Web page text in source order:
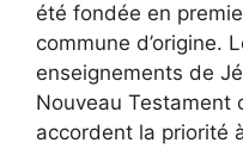
été fondée en
commune d’origine.
enseignements de
Nouveau Testament
accordent la priorité